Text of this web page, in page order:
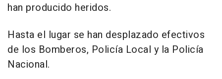
han producido heridos.
Hasta el lugar se han desplazado efectivos
de los Bomberos, Policía Local y la Policía
Nacional.